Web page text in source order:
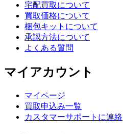
宅配買取について
買取価格について
梱包キットについて
承認方法について
よくある質問
マイアカウント
マイページ
買取申込み一覧
カスタマーサポートに連絡